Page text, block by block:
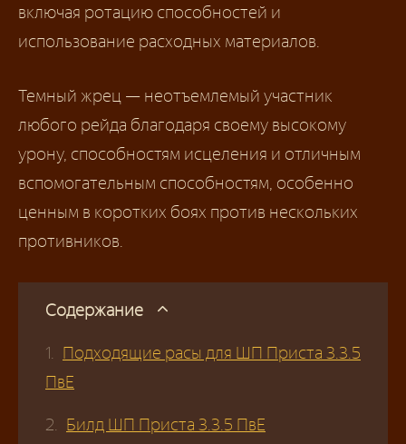
включая ротацию способностей и
использование расходных материалов.
Темный жрец — неотъемлемый участник
любого рейда благодаря своему высокому
урону, способностям исцеления и отличным
вспомогательным способностям, особенно
ценным в коротких боях против нескольких
противников.
Содержание
Подходящие расы для ШП Приста 3.3.5
ПвЕ
Билд ШП Приста 3.3.5 ПвЕ